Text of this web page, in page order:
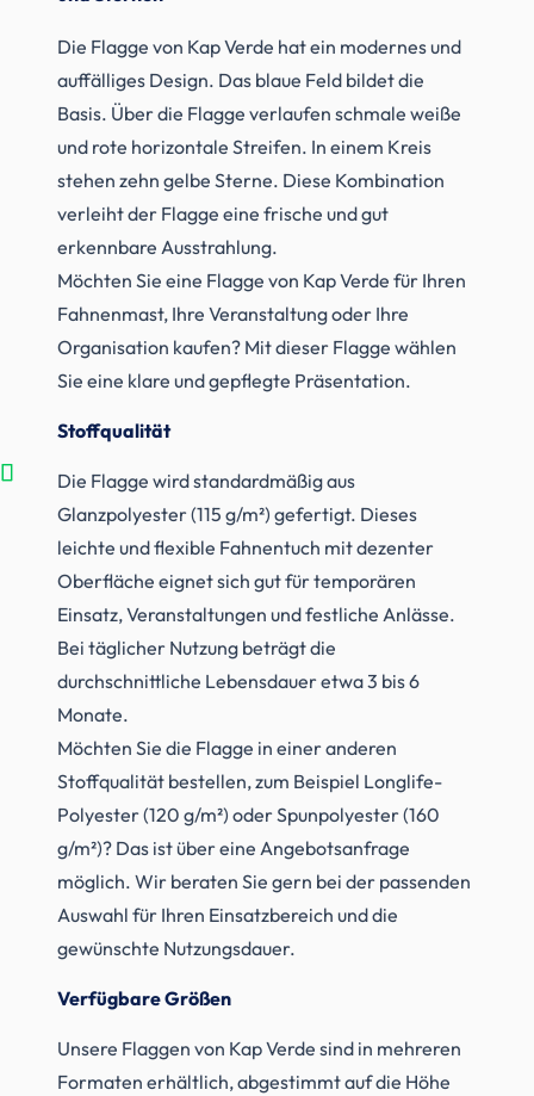
Die Flagge von Kap Verde hat ein modernes und
auffälliges Design. Das blaue Feld bildet die
Basis. Über die Flagge verlaufen schmale weiße
und rote horizontale Streifen. In einem Kreis
stehen zehn gelbe Sterne. Diese Kombination
verleiht der Flagge eine frische und gut
erkennbare Ausstrahlung.
Möchten Sie eine Flagge von Kap Verde für Ihren
Fahnenmast, Ihre Veranstaltung oder Ihre
Organisation kaufen? Mit dieser Flagge wählen
Sie eine klare und gepflegte Präsentation.
Stoffqualität
Die Flagge wird standardmäßig aus
Glanzpolyester (115 g/m²) gefertigt. Dieses
leichte und flexible Fahnentuch mit dezenter
Oberfläche eignet sich gut für temporären
Einsatz, Veranstaltungen und festliche Anlässe.
Bei täglicher Nutzung beträgt die
durchschnittliche Lebensdauer etwa 3 bis 6
Monate.
Möchten Sie die Flagge in einer anderen
Stoffqualität bestellen, zum Beispiel Longlife-
Polyester (120 g/m²) oder Spunpolyester (160
g/m²)? Das ist über eine Angebotsanfrage
möglich. Wir beraten Sie gern bei der passenden
Auswahl für Ihren Einsatzbereich und die
gewünschte Nutzungsdauer.
Verfügbare Größen
Unsere Flaggen von Kap Verde sind in mehreren
Formaten erhältlich, abgestimmt auf die Höhe